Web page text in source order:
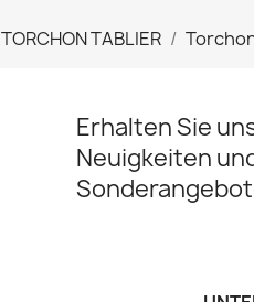
TORCHON TABLIER
Erhalten Sie
Neuigkeiten